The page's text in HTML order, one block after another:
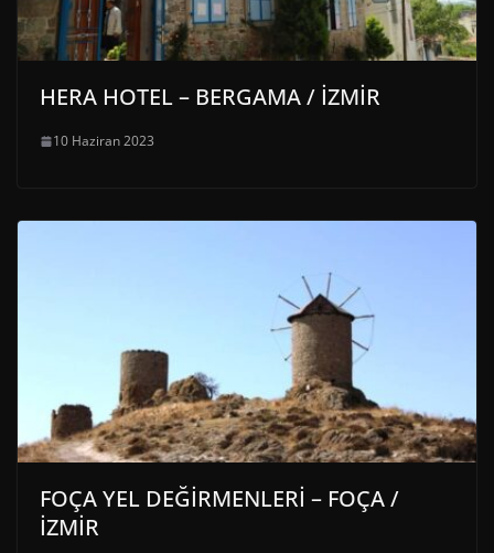
HERA HOTEL – BERGAMA / İZMİR
10 Haziran 2023
FOÇA YEL DEĞİRMENLERİ – FOÇA /
İZMİR